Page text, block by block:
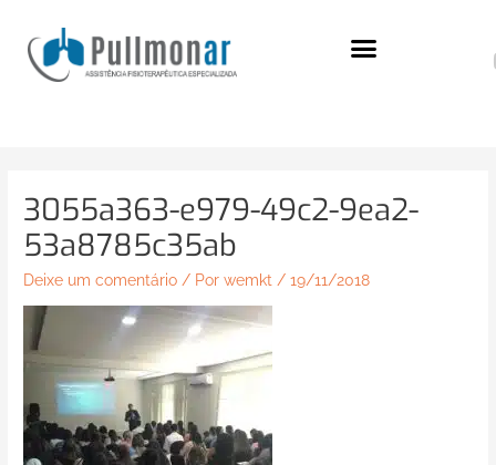
para
conteúdo
3055a363-e979-49c2-9ea2-
53a8785c35ab
Deixe um comentário / Porwemkt /19/11/2018